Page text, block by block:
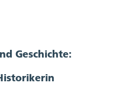
Geschichte: